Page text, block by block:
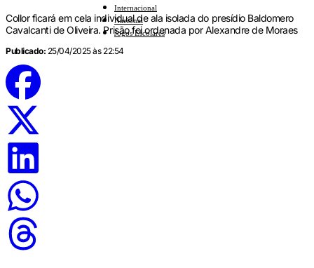
Internacional
Nacional
Jogos Escolares
Collor ficará em cela individual de ala isolada do presídio Baldomero
Cavalcanti de Oliveira. Prisão foi ordenada por Alexandre de Moraes
Publicado: 25/04/2025 às 22:54